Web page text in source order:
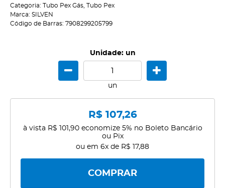
Categoria: Tubo Pex Gás Tubo Pex
Marca: SILVEN
Código de Barras: 7908299205799
Unidade: un
un
R$ 107,26
à vista R$ 101,90economize 5% no Boleto Bancário
ou Pix
ou em 6x de R$ 17,88
COMPRAR